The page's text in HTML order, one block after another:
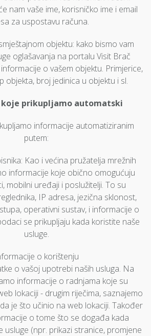
nam vaše ime, korisničko ime i email
za uspostavu računa.
objektu: kako bismo vam
oglašavanja na portalu Visit Brač
o vašem objektu. Primjerice,
objekta, broj jedinica u objektu i sl.
prikupljamo automatski
informacije automatiziranim
putem:
Kao i većina pružatelja mrežnih
informacije koje obično omogućuju
mobilni uređaji i poslužitelji. To su
IP adresa, jezična sklonost,
operativni sustav, i informacije o
se prikupljaju kada koristite naše
usluge.
o korištenju
o vašoj upotrebi naših usluga. Na
informacije o radnjama koje su
lokaciji - drugim riječima, saznajemo
je što učinio na web lokaciji. Također
o tome što se događa kada
usluge (npr. prikazi stranice, promjene